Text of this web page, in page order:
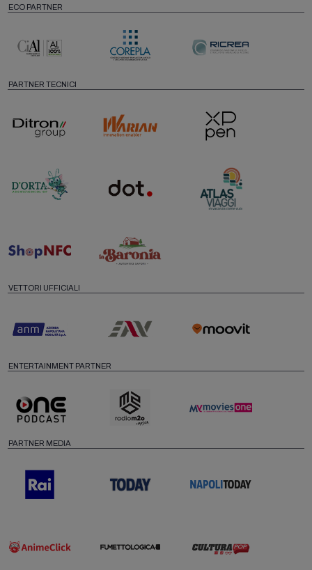
ECO PARTNER
PARTNER TECNICI
VETTORI UFFICIALI
ENTERTAINMENT PARTNER
PARTNER MEDIA